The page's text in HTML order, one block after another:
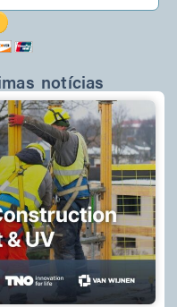
notícias